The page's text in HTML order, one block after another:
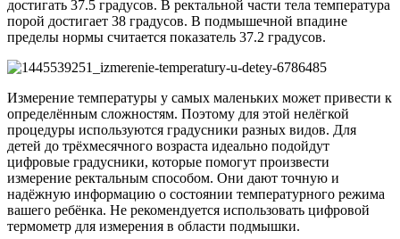
достигать 37.5 градусов. В ректальной части тела температура
порой достигает 38 градусов. В подмышечной впадине
пределы нормы считается показатель 37.2 градусов.
Измерение температуры у самых маленьких может привести к
определённым сложностям. Поэтому для этой нелёгкой
процедуры используются градусники разных видов. Для
детей до трёхмесячного возраста идеально подойдут
цифровые градусники, которые помогут произвести
измерение ректальным способом. Они дают точную и
надёжную информацию о состоянии температурного режима
вашего ребёнка. Не рекомендуется использовать цифровой
термометр для измерения в области подмышки.